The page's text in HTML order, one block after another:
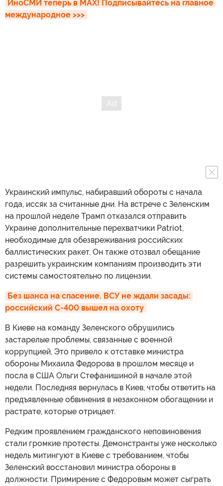
ИноСМИ теперь в MAX! Подписывайтесь на главное
международное >>>
Украинский импульс, набиравший обороты с начала
года, иссяк за считанные дни. На встрече с Зеленским
на прошлой неделе Трамп отказался отправить
Украине дополнительные перехватчики Patriot,
необходимые для обезвреживания российских
баллистических ракет. Он также отозвал обещание
разрешить украинским компаниям производить эти
системы самостоятельно по лицензии.
Без шанса на спасение. ВСУ не ждали засады:
российский С-400 вышел на охоту
В Киеве на команду Зеленского обрушились
застарелые проблемы, связанные с военной
коррупцией, Это привело к отставке министра
обороны Михаила Федорова в прошлом месяце и
посла в США Ольги Стефанишиной в начале этой
недели. Последняя вернулась в Киев, чтобы ответить на
предъявленные обвинения в незаконном обогащении и
растрате, которые отрицает.
Редким проявлением гражданского неповиновения
стали громкие протесты. Демонстранты уже несколько
недель митингуют в Киеве с требованием, чтобы
Зеленский восстановил министра обороны в
должности. Примирение с Федоровым может сыграть